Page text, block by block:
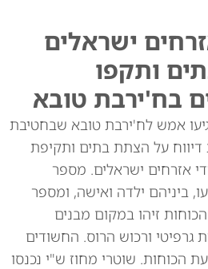
ישראלים
ותקפו
בח'ירבת טובא
אמש לח'ירבת טובא שבחטיבת
דיווח על הצתת בתים ותקיפת
אזרחים ישראלים. מספר
ביניהם ילדה ואישה, ומספר
זיהו במקום מבנים
גרפיטי ורכוש הרוס. החשודים
הכוחות. שוטרי מחוז ש"י נכנסו